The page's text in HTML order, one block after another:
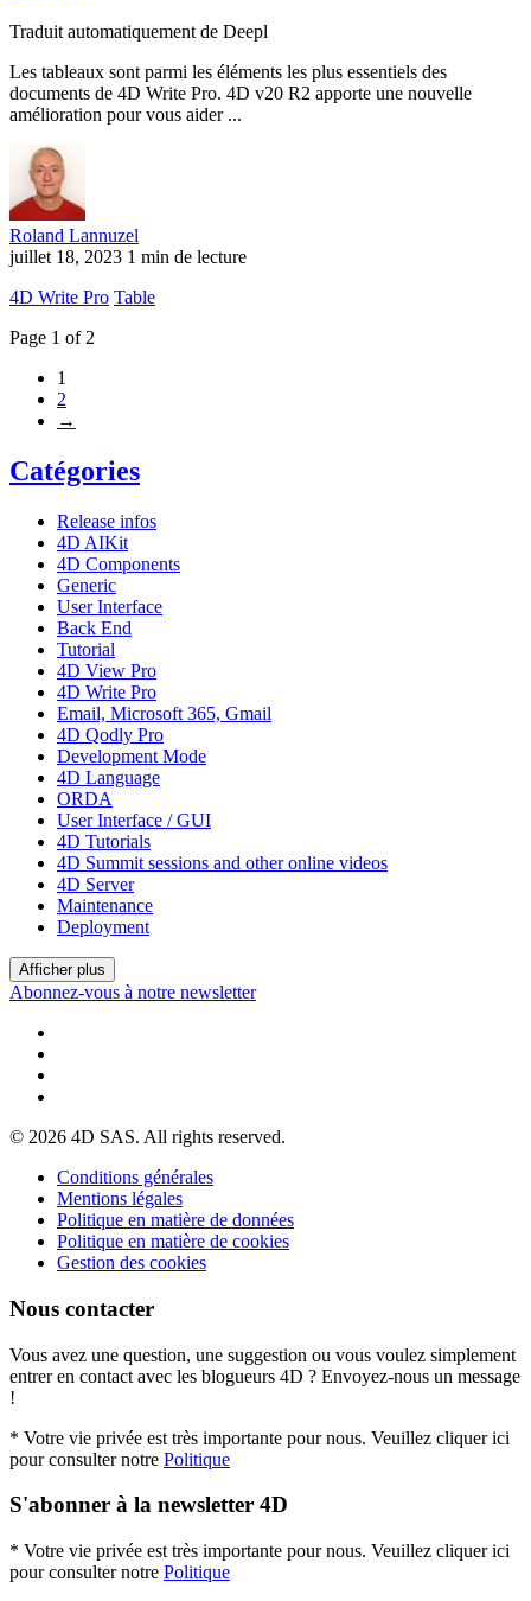
Traduit automatiquement de Deepl
Les tableaux sont parmi les éléments les plus essentiels des
documents de 4D Write Pro. 4D v20 R2 apporte une nouvelle
amélioration pour vous aider ...
Roland Lannuzel
juillet 18, 2023 1 min de lecture
4D Write Pro Table
Page 1 of 2
1
2
→
Catégories
Release infos
4D AIKit
4D Components
Generic
User Interface
Back End
Tutorial
4D View Pro
4D Write Pro
Email, Microsoft 365, Gmail
4D Qodly Pro
Development Mode
4D Language
ORDA
User Interface / GUI
4D Tutorials
4D Summit sessions and other online videos
4D Server
Maintenance
Deployment
Afficher plus
Abonnez-vous à notre newsletter
© 2026 4D SAS. All rights reserved.
Conditions générales
Mentions légales
Politique en matière de données
Politique en matière de cookies
Gestion des cookies
Nous contacter
Vous avez une question, une suggestion ou vous voulez simplement
entrer en contact avec les blogueurs 4D ? Envoyez-nous un message
!
* Votre vie privée est très importante pour nous. Veuillez cliquer ici
pour consulter notre Politique
S'abonner à la newsletter 4D
* Votre vie privée est très importante pour nous. Veuillez cliquer ici
pour consulter notre Politique